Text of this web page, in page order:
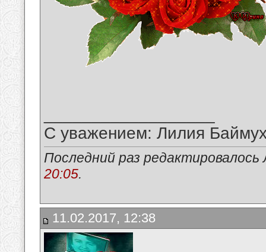
С уважением: Лилия
Последний раз
20:05.
11.02.2017, 12:38